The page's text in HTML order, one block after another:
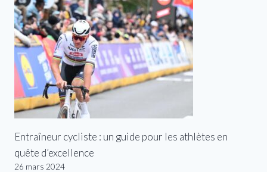
Entraîneur cycliste : un guide pour les athlètes en
quête d’excellence
26 mars 2024